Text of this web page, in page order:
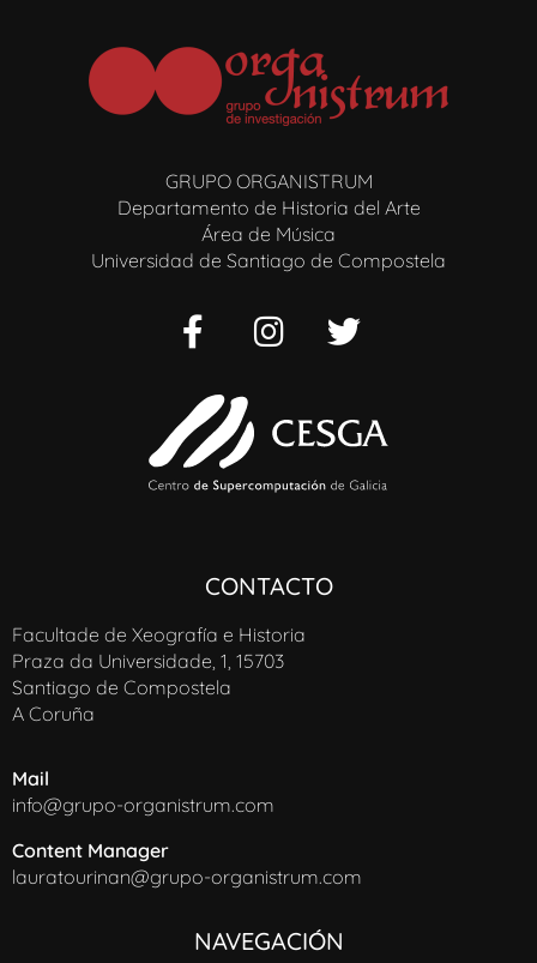
GRUPO ORGANISTRUM
Departamento de Historia del Arte
Área de Música
Universidad de Santiago de Compostela
CONTACTO
Facultade de Xeografía e Historia
Praza da Universidade, 1, 15703
Santiago de Compostela
A Coruña
Mail
info@grupo-organistrum.com
Content Manager
lauratourinan@grupo-organistrum.com
NAVEGACIÓN